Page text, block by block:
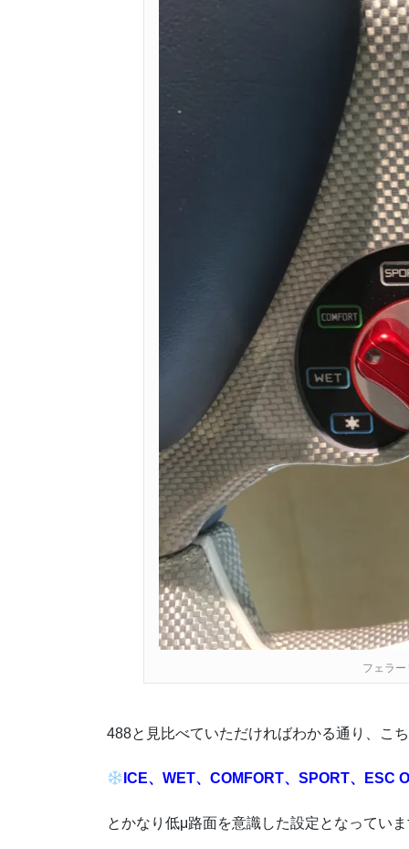
フェラ
488と見比べていただければわかる通り、こ
ICE、WET、COMFORT、SPORT、ESC
とかなり低μ路面を意識した設定となってい